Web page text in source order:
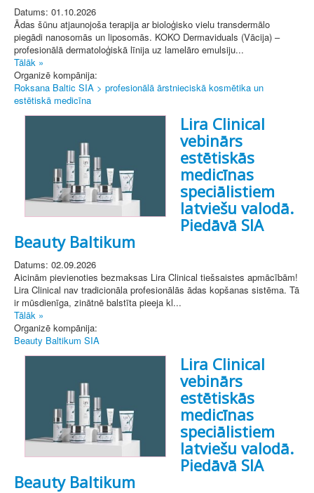
Datums: 01.10.2026
Ādas šūnu atjaunojoša terapija ar bioloģisko vielu transdermālo
piegādi nanosomās un liposomās. KOKO Dermaviduals (Vācija) –
profesionālā dermatoloģiskā līnija uz lamelāro emulsiju...
Tālāk »
Organizē kompānija:
Roksana Baltic SIA > profesionālā ārstnieciskā kosmētika un
estētiskā medicīna
Lira Clinical
vebinārs
estētiskās
medicīnas
speciālistiem
latviešu valodā.
Piedāvā SIA
Beauty Baltikum
Datums: 02.09.2026
Aicinām pievienoties bezmaksas Lira Clinical tiešsaistes apmācībām!
Lira Clinical nav tradicionāla profesionālās ādas kopšanas sistēma. Tā
ir mūsdienīga, zinātnē balstīta pieeja kl...
Tālāk »
Organizē kompānija:
Beauty Baltikum SIA
Lira Clinical
vebinārs
estētiskās
medicīnas
speciālistiem
latviešu valodā.
Piedāvā SIA
Beauty Baltikum